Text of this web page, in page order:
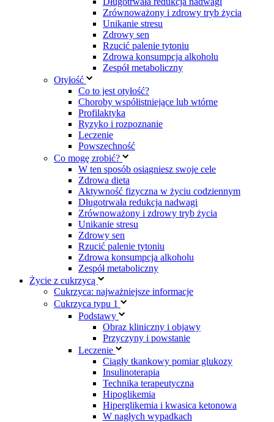
Zrównoważony i zdrowy tryb życia
Unikanie stresu
Zdrowy sen
Rzucić palenie tytoniu
Zdrowa konsumpcja alkoholu
Zespół metaboliczny
Otyłość
Co to jest otyłość?
Choroby współistniejące lub wtórne
Profilaktyka
Ryzyko i rozpoznanie
Leczenie
Powszechność
Co mogę zrobić?
W ten sposób osiągniesz swoje cele
Zdrowa dieta
Aktywność fizyczna w życiu codziennym
Długotrwała redukcja nadwagi
Zrównoważony i zdrowy tryb życia
Unikanie stresu
Zdrowy sen
Rzucić palenie tytoniu
Zdrowa konsumpcja alkoholu
Zespół metaboliczny
Życie z cukrzycą
Cukrzyca: najważniejsze informacje
Cukrzyca typu 1
Podstawy
Obraz kliniczny i objawy
Przyczyny i powstanie
Leczenie
Ciągły tkankowy pomiar glukozy
Insulinoterapia
Technika terapeutyczna
Hipoglikemia
Hiperglikemia i kwasica ketonowa
W nagłych wypadkach